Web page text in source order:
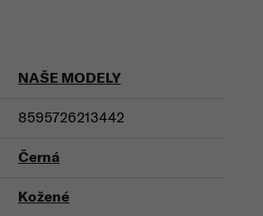
NAŠE MODELY
8595726213442
Černá
Kožené